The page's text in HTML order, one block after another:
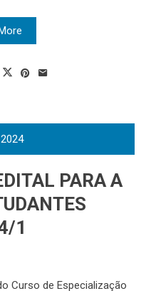
2024
PARA A
1
Curso de Especialização